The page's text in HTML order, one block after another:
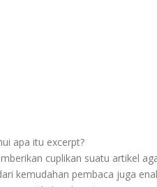
apa itu excerpt?
cuplikan suatu artikel
kemudahan pembaca juga